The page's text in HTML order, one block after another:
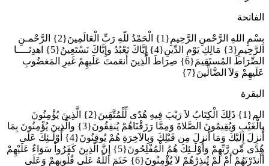
الفاتحة
بِسْمِ اللهِ الرَّحْمنِ الرَّحِيمِ{1} الْحَمْدُ للّهِ رَبِّ الْعَالَمِينَ{2} الرَّحْمـنِ
الرَّحِيمِ{3} مَالِكِ يَوْمِ الدِّينِ{4} إِيَّاكَ نَعْبُدُ وإِيَّاكَ نَسْتَعِينُ{5} اهدِنَــــا
الصِّرَاطَ المُستَقِيمَ{6} صِرَاطَ الَّذِينَ أَنعَمتَ عَلَيهِمْ غَيرِ المَغضُوبِ
عَلَيهِمْ وَلاَ الضَّالِّينَ{7}
البقرة
الم{1} ذَلِكَ الْكِتَابُ لاَ رَيْبَ فِيهِ هُدًى لِّلْمُتَّقِينَ{2} الَّذِينَ يُؤْمِنُونَ
بِالْغَيْبِ وَيُقِيمُونَ الصَّلاةَ وَمِمَّا رَزَقْنَاهُمْ يُنفِقُونَ{3} والَّذِينَ يُؤْمِنُونَ بِمَا
أُنزِلَ إِلَيْكَ وَمَا أُنزِلَ مِن قَبْلِكَ وَبِالآخِرَةِ هُمْ يُوقِنُونَ{4} أُوْلَـئِكَ عَلَى
هُدًى مِّن رَّبِّهِمْ وَأُوْلَـئِكَ هُمُ الْمُفْلِحُونَ{5} إِنَّ الَّذِينَ كَفَرُواْ سَوَاءٌ عَلَيْهِمْ
أَأَنذَرْتَهُمْ أَمْ لَمْ تُنذِرْهُمْ لاَ يُؤْمِنُونَ{6} خَتَمَ اللّهُ عَلَى قُلُوبِهمْ وَعَلَى